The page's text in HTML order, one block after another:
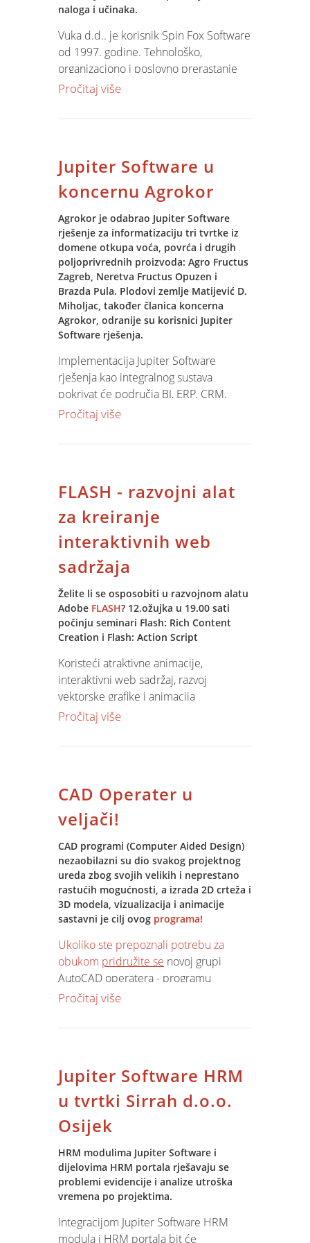
naloga i učinaka.
Vuka d.d.. je korisnik Spin Fox Software
od 1997. godine. Tehnološko,
organizaciono i poslovno prerastanje
postojećeg rješenja zahtjeva prelazak
Upravi društva bolje upravljanje
resursima, kontrolu troškova i
planiranje i predviđanje poslovanja.
Pročitaj više
Jupiter Software u
koncernu Agrokor
Agrokor je odabrao Jupiter Software
rješenje za informatizaciju tri tvrtke iz
domene otkupa voća, povrća i drugih
poljoprivrednih proizvoda: Agro Fructus
Zagreb, Neretva Fructus Opuzen i
Brazda Pula. Plodovi zemlje Matijević D.
Miholjac, također članica koncerna
Agrokor, odranije su korisnici Jupiter
Software rješenja.
Implementacija Jupiter Software
rješenja kao integralnog sustava
pokrivat će područja BI, ERP, CRM,
WHM, logistiku, HRM i specifične
Projekt obuhvaća instalaciju, obuku,
customizaciju i razvoj specifičnih
rješenja. Projekt se izvodi na 3 lokacije
Zagreb, Opuzen i Pula. Zbog priprema
za otkup sezonskih kultura kreiran je
plan kojim će implementacija biti
završena u roku od 150 dana.
Pročitaj više
FLASH - razvojni alat
za kreiranje
interaktivnih web
sadržaja
Želite li se osposobiti u razvojnom alatu
Adobe FLASH? 12.ožujka u 19.00 sati
počinju seminari Flash: Rich Content
Creation i Flash: Action Script
Koristeći atraktivne animacije,
interaktivni web sadržaj, razvoj
vektorske grafike i animacija
prilagođenih za objavljivanje na
dizajnere koji prate trendove!
Pridružite se
svaki drugi radni dan)
Flash :Rich Content Creation(20 sati)
Flash:Action Script(20 sati)
Poseban popust za nezaposlene,
studente! ( pojedinačno seminar po
seminar 880 za gotovinsko plaćanje,
Pročitaj više
CAD Operater u
veljači!
CAD programi (Computer Aided Design)
nezaobilazni su dio svakog projektnog
ureda zbog svojih velikih i neprestano
rastućih mogućnosti, a izrada 2D crteža i
3D modela, vizualizacija i animacije
sastavni je cilj ovog programa!
Ukoliko ste prepoznali potrebu za
obukom pridružite se novoj grupi
AutoCAD operatera - programu
obrazovanja sa upisom u radnu
dnevno ( svaki drugi radni dan )
- planirani završetak: 06. svibnja!
Cijena:
- 3.150,00 (na 4 do 8 rata ili putem
poduzeća )
AutoCAD s primjerima tehničkih crteža
Pročitaj više
Jupiter Software HRM
u tvrtki Sirrah d.o.o.
Osijek
HRM modulima Jupiter Software i
dijelovima HRM portala rješavaju se
problemi evidencije i analize utroška
vremena po projektima.
Integracijom Jupiter Software HRM
modula i HRM portala bit će